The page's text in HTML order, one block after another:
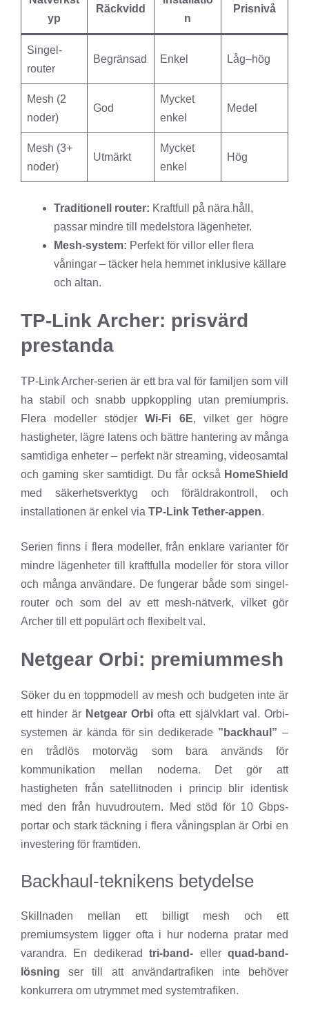
yp
Räckvidd
n
Prisnivå
Singel-
router
Begränsad Enkel Låg–hög
Mesh (2
noder)
God
Mycket
enkel
Medel
Mesh (3+
noder)
Utmärkt
Mycket
enkel
Hög
Traditionell router: Kraftfull på nära håll,
passar mindre till medelstora lägenheter.
Mesh-system: Perfekt för villor eller flera
våningar – täcker hela hemmet inklusive källare
och altan.
TP-Link Archer: prisvärd
prestanda
TP-Link Archer-serien är ett bra val för familjen som vill
ha stabil och snabb uppkoppling utan premiumpris.
Flera modeller stödjerWi-Fi 6E, vilket ger högre
hastigheter, lägre latens och bättre hantering av många
samtidiga enheter – perfekt när streaming, videosamtal
och gaming sker samtidigt. Du får också HomeShield
med säkerhetsverktyg och föräldrakontroll, och
installationen är enkel via TP-Link Tether-appen.
Serien finns i flera modeller, från enklare varianter för
mindre lägenheter till kraftfulla modeller för stora villor
och många användare. De fungerar både som singel-
router och som del av ett mesh-nätverk, vilket gör
Archer till ett populärt och flexibelt val.
Netgear Orbi: premiummesh
Söker du en toppmodell av mesh och budgeten inte är
ett hinder är Netgear Orbi ofta ett självklart val. Orbi-
systemen är kända för sin dedikerade ”backhaul” –
en trådlös motorväg som bara används för
kommunikation mellan noderna. Det gör att
hastigheten från satellitnoden i princip blir identisk
med den från huvudroutern. Med stöd för 10 Gbps-
portar och stark täckning i flera våningsplan är Orbi en
investering för framtiden.
Backhaul-teknikens betydelse
Skillnaden mellan ett billigt mesh och ett
premiumsystem ligger ofta i hur noderna pratar med
varandra. En dedikeradtri-band- ellerquad-band-
lösning ser till att användartrafiken inte behöver
konkurrera om utrymmet med systemtrafiken.